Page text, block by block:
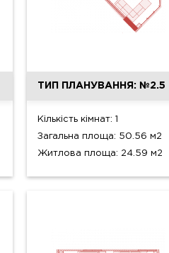
ТИП ПЛАНУВАННЯ: №2.5
Кількість кімнат: 1
Загальна площа: 50.56 м2
Житлова площа: 24.59 м2